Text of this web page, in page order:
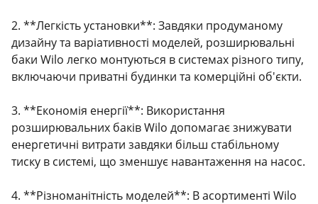
2. **Легкість установки**: Завдяки продуманому
дизайну та варіативності моделей, розширювальні
баки Wilo легко монтуються в системах різного типу,
включаючи приватні будинки та комерційні об'єкти.
3. **Економія енергії**: Використання
розширювальних баків Wilo допомагає знижувати
енергетичні витрати завдяки більш стабільному
тиску в системі, що зменшує навантаження на насос.
4. **Різноманітність моделей**: В асортименті Wilo